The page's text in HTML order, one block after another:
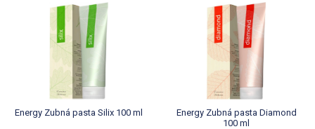
Energy Zubná pasta Silix 100 ml
Energy Zubná pasta Diamond
100 ml